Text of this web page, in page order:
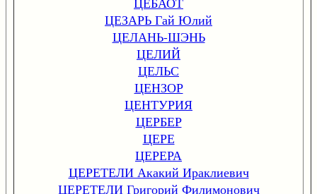
ЦЕЗАРЬ Гай Юлий
ЦЕЛАНЬ-ШЭНЬ
ЦЕЛИЙ
ЦЕЛЬС
ЦЕНЗОР
ЦЕНТУРИЯ
ЦЕРБЕР
ЦЕРЕ
ЦЕРЕРА
ЦЕРЕТЕЛИ Акакий Ираклиевич
ЦЕРЕТЕЛИ Григорий Филимонович